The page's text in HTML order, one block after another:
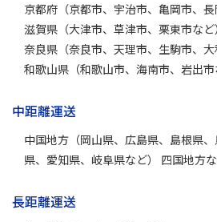
京都府（京都市、宇治市、亀岡市、長
滋賀県（大津市、草津市、栗東市など）
奈良県（奈良市、天理市、生駒市、大
和歌山県（和歌山市、海南市、岩出市
中距離運送
中国地方（岡山県、広島県、島根県
県、愛知県、岐阜県など） 四国地方
長距離運送